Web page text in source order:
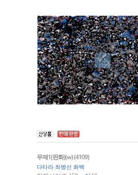
무제1(판화)(w) (4109)
다타라 최병선 화백